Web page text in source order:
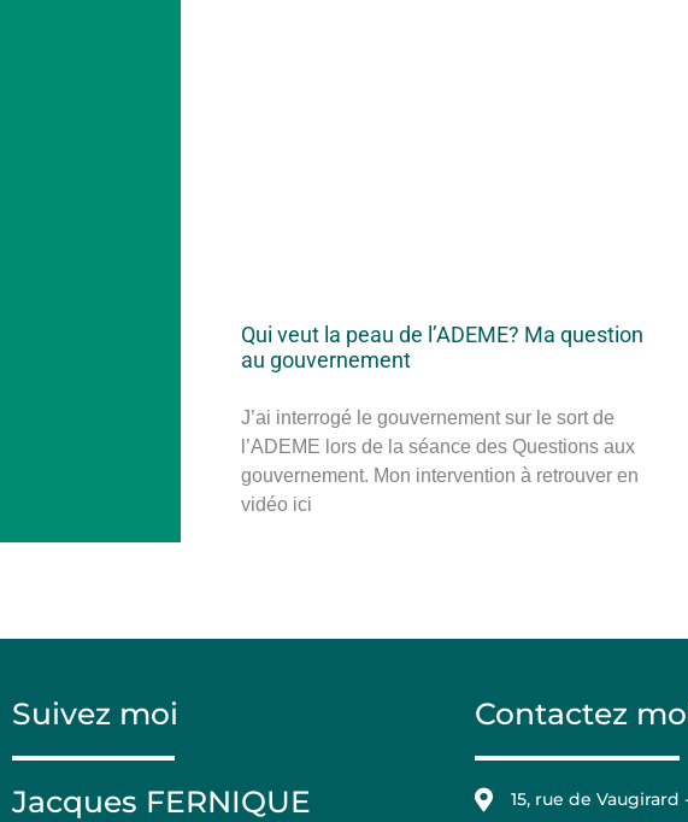
Qui veut la peau de l’ADEME? Ma question
au gouvernement
J’ai interrogé le gouvernement sur le sort de
l’ADEME lors de la séance des Questions aux
gouvernement. Mon intervention à retrouver en
vidéo ici
Suivez moi
Jacques FERNIQUE
Contactez
15, rue de Vaugirard